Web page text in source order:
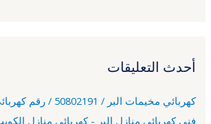
أحدث التعليقات
كهربائي مخيمات البر /
فني كهربائي منازل البر - كهربائي منازل